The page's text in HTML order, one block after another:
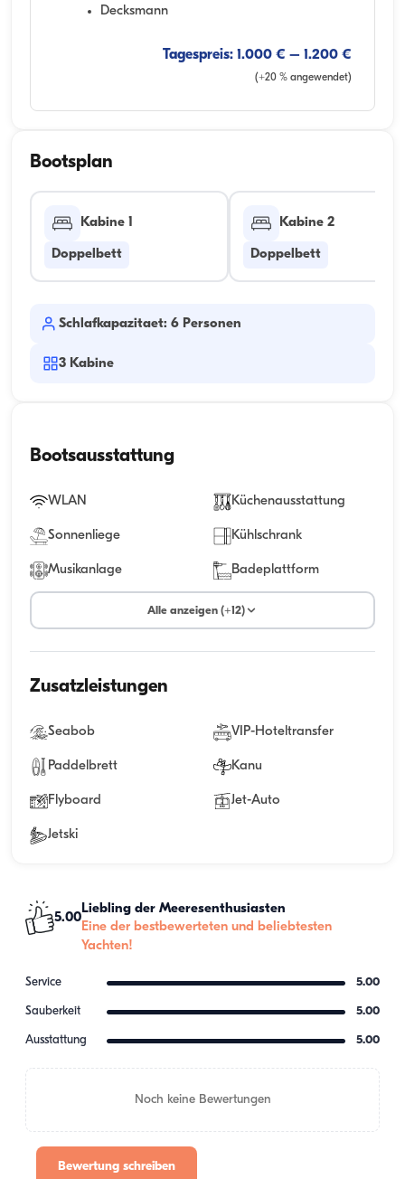
Decksmann
Tagespreis: 1.000 € – 1.200 €
(+20 % angewendet)
Bootsplan
Kabine 1
Doppelbett
Kabine 2
Doppelbett
Schlafkapazitaet: 6 Personen
3 Kabine
Bootsausstattung
WLAN Küchenausstattung
Sonnenliege Kühlschrank
Musikanlage Badeplattform
Alle anzeigen (+12)
Zusatzleistungen
Seabob VIP-Hoteltransfer
Paddelbrett Kanu
Flyboard Jet-Auto
Jetski
5.00
Liebling der Meeresenthusiasten
Eine der bestbewerteten und beliebtesten
Yachten!
Service 5.00
Sauberkeit 5.00
Ausstattung 5.00
Noch keine Bewertungen
Bewertung schreiben